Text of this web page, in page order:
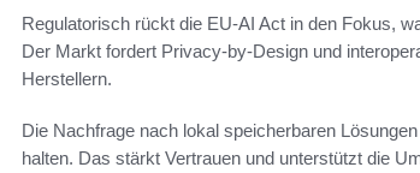
Regulatorisch rückt die EU-AI Act in den Fokus,
Der Markt fordert Privacy-by-Design und
Herstellern.
Die Nachfrage nach lokal speicherbaren
halten. Das stärkt Vertrauen und unterstützt die